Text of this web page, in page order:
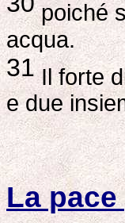
poiché
acqua.
31Il forte
e due
La